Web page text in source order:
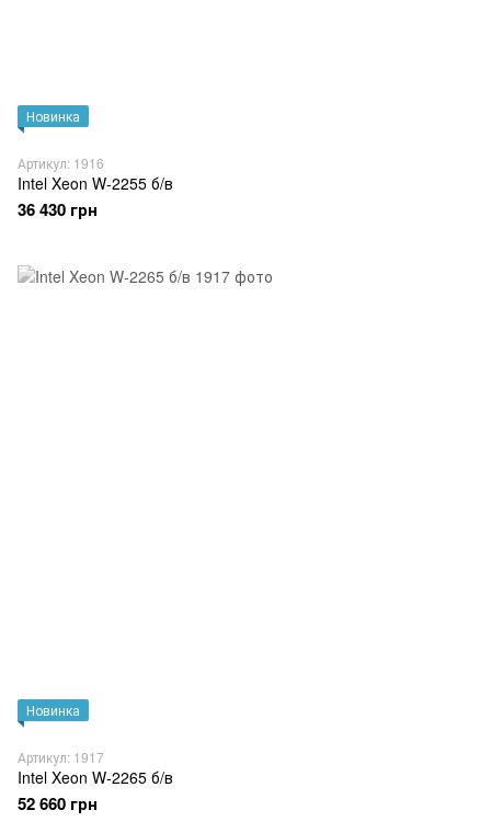
Новинка
Артикул: 1916
Intel Xeon W-2255 б/в
36 430 грн
Новинка
Артикул: 1917
Intel Xeon W-2265 б/в
52 660 грн